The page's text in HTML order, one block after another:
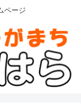
ページ